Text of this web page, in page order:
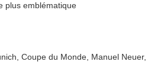
plus emblématique
Coupe du Monde Manuel Neuer,